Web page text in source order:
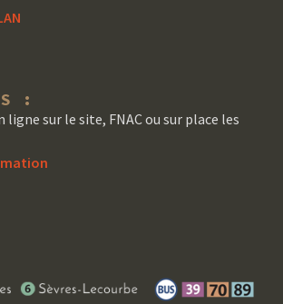
:
ligne sur le site, FNAC ou sur place les